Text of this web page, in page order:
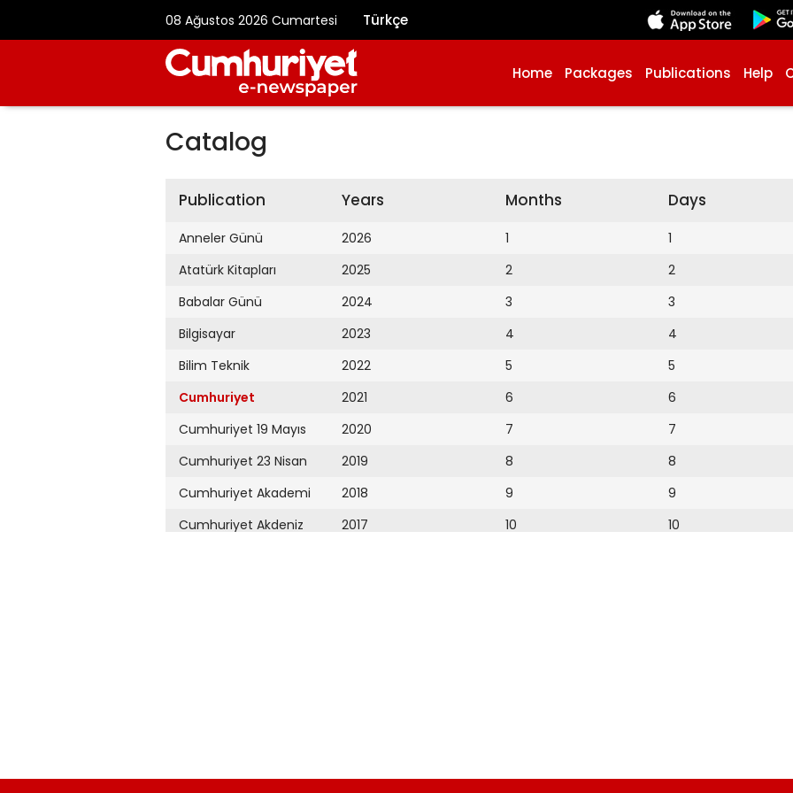
08 Ağustos 2026 Cumartesi Türkçe
Home Packages Publications Help
Catalog
Publication
Anneler Günü
Atatürk Kitapları
Babalar Günü
Bilgisayar
Bilim Teknik
Cumhuriyet
Cumhuriyet 19 Mayıs
Cumhuriyet 23 Nisan
Cumhuriyet Akademi
Cumhuriyet Akdeniz
Cumhuriyet Çevre
Years
2026
2025
2024
2023
2022
2021
2020
2019
2018
2017
2009
Months
1
2
3
4
5
6
7
8
9
10
Days
1
2
3
4
5
6
7
8
9
10
18